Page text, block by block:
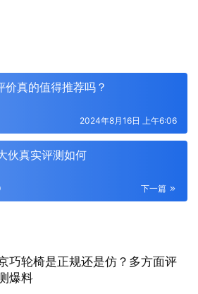
价真的值得推荐吗？
2024年8月16日 上午6:06
伙真实评测如何
下一篇
巧轮椅是正规还是仿？多方面评
爆料